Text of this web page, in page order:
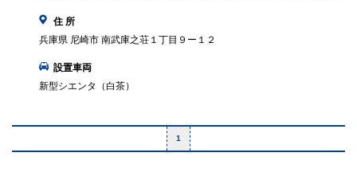
住 所
兵庫県 尼崎市 南武庫之荘１丁目９ー１２
設置車両
新型シエンタ（白茶）
1